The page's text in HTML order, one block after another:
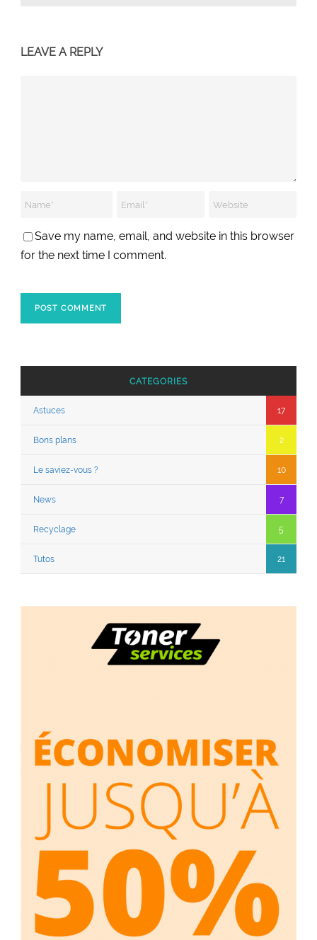
LEAVE A REPLY
Save my name, email, and website in this browser
for the next time I comment.
CATEGORIES
Astuces 17
Bons plans 2
Le saviez-vous ? 10
News 7
Recyclage 5
Tutos 21